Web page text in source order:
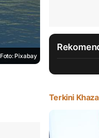
Foto: Pixabay
Terkini